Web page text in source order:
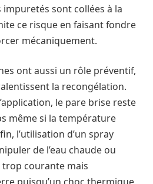
sont collées à la
ce risque en faisant fondre
mécaniquement.
ont aussi un rôle préventif,
la recongélation.
le pare brise reste
même si la température
l’utilisation d’un spray
de l’eau chaude ou
courante mais